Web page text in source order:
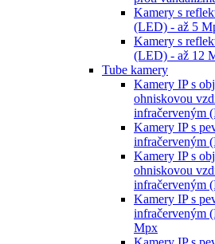
Kamery s
(LED) - až 5
Kamery s
(LED) - až 12
Tube kamery
Kamery IP s
ohniskovou
infračerveným
Kamery IP s
infračerveným
Kamery IP s
ohniskovou
infračerveným
Kamery IP s
infračerveným
Mpx